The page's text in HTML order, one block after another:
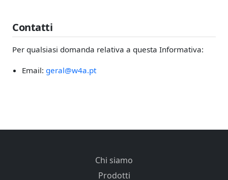
Contatti
Per qualsiasi domanda relativa a questa Informativa:
Email:geral@w4a.pt
Chi siamo
Prodotti